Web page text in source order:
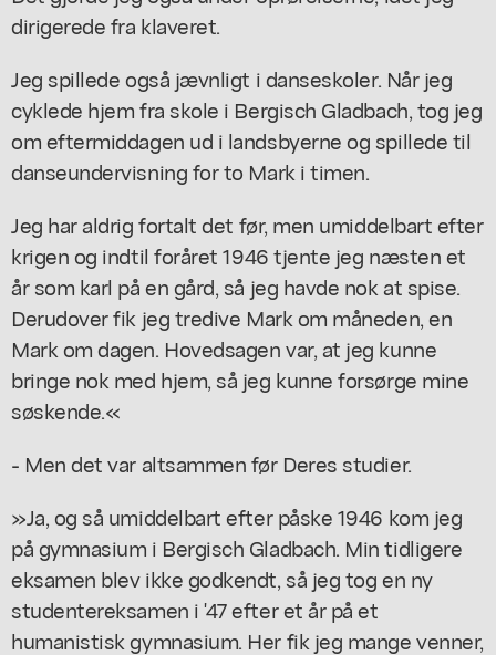
dirigerede fra klaveret.
Jeg spillede også jævnligt i danseskoler. Når jeg
cyklede hjem fra skole i Bergisch Gladbach, tog jeg
om eftermiddagen ud i landsbyerne og spillede til
danseundervisning for to Mark i timen.
Jeg har aldrig fortalt det før, men umiddelbart efter
krigen og indtil foråret 1946 tjente jeg næsten et
år som karl på en gård, så jeg havde nok at spise.
Derudover fik jeg tredive Mark om måneden, en
Mark om dagen. Hovedsagen var, at jeg kunne
bringe nok med hjem, så jeg kunne forsørge mine
søskende.«
- Men det var altsammen før Deres studier.
»Ja, og så umiddelbart efter påske 1946 kom jeg
på gymnasium i Bergisch Gladbach. Min tidligere
eksamen blev ikke godkendt, så jeg tog en ny
studentereksamen i '47 efter et år på et
humanistisk gymnasium. Her fik jeg mange venner,